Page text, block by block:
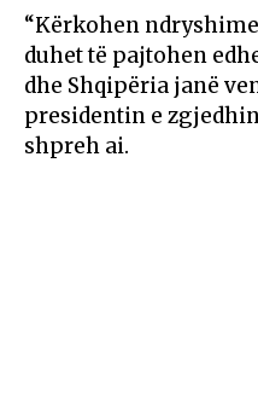
“Kërkohen
duhet të pajtohen
dhe Shqipëria janë
presidentin e
shpreh ai.